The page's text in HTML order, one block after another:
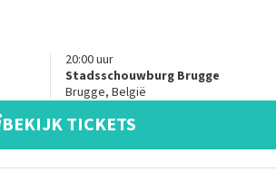
20:00uur
Stadsschouwburg Brugge
Brugge, België
BEKIJK TICKETS